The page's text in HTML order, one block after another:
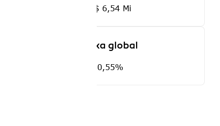
R$ 6,54 Mi
Taxa global
0,55%